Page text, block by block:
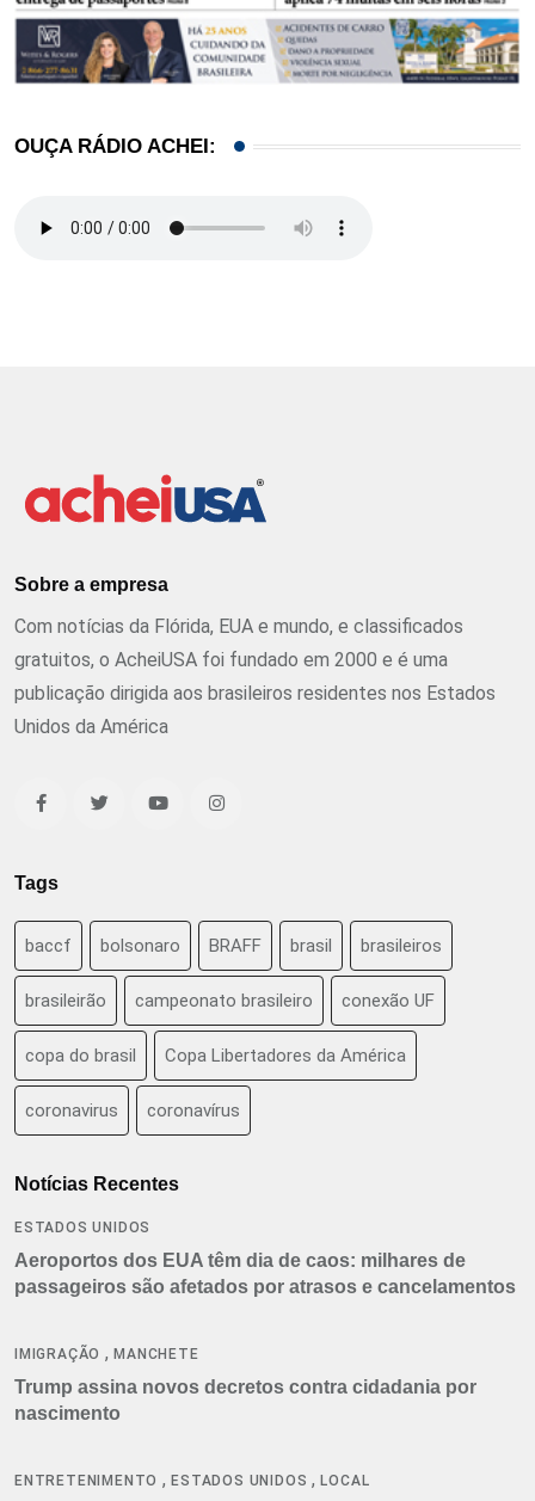
OUÇA RÁDIO ACHEI:
Sobre a empresa
Com notícias da Flórida, EUA e mundo, e classificados
gratuitos, o AcheiUSA foi fundado em 2000 e é uma
publicação dirigida aos brasileiros residentes nos Estados
Unidos da América
Tags
baccf bolsonaro BRAFF brasil brasileiros
brasileirão campeonato brasileiro conexão UF
copa do brasil Copa Libertadores da América
coronavirus coronavírus
Notícias Recentes
ESTADOS UNIDOS
Aeroportos dos EUA têm dia de caos: milhares de
passageiros são afetados por atrasos e cancelamentos
IMIGRAÇÃO ,MANCHETE
Trump assina novos decretos contra cidadania por
nascimento
ENTRETENIMENTO ,ESTADOS UNIDOS ,LOCAL